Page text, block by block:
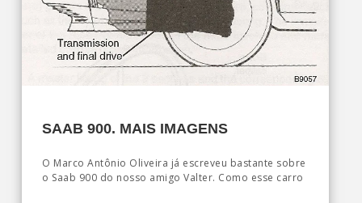
SAAB 900. MAIS IMAGENS
O Marco Antônio Oliveira já escreveu bastante sobre
o Saab 900 do nosso amigo Valter. Como esse carro